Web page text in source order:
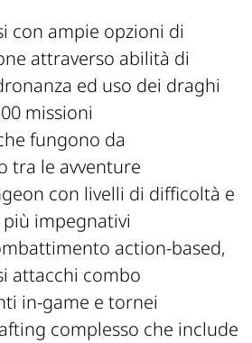
con ampie opzioni di
attraverso abilità di
ed uso dei draghi
missioni
fungono da
tra le avventure
con livelli di difficoltà e
impegnativi
action-based,
attacchi combo
in-game e tornei
complesso che include